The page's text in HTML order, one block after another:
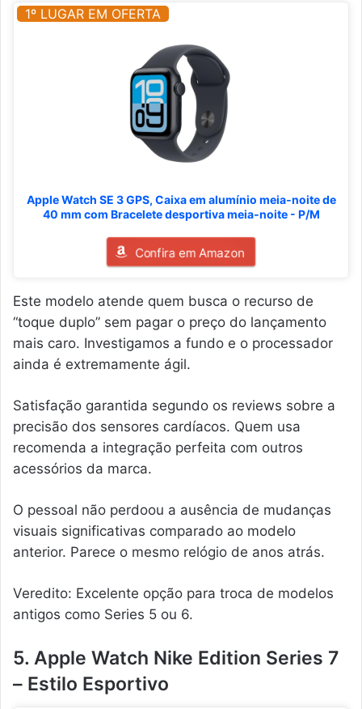
1º LUGAR EM OFERTA
Apple Watch SE 3 GPS, Caixa em alumínio meia‑noite de
40 mm com Bracelete desportiva meia‑noite - P/M
Confira em Amazon
Este modelo atende quem busca o recurso de
“toque duplo” sem pagar o preço do lançamento
mais caro. Investigamos a fundo e o processador
ainda é extremamente ágil.
Satisfação garantida segundo os reviews sobre a
precisão dos sensores cardíacos. Quem usa
recomenda a integração perfeita com outros
acessórios da marca.
O pessoal não perdoou a ausência de mudanças
visuais significativas comparado ao modelo
anterior. Parece o mesmo relógio de anos atrás.
Veredito: Excelente opção para troca de modelos
antigos como Series 5 ou 6.
5. Apple Watch Nike Edition Series 7
– Estilo Esportivo